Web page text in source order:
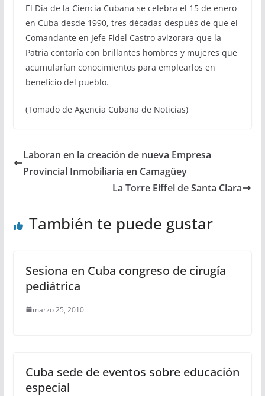
El Día de la Ciencia Cubana se celebra el 15 de enero
en Cuba desde 1990, tres décadas después de que el
Comandante en Jefe Fidel Castro avizorara que la
Patria contaría con brillantes hombres y mujeres que
acumularían conocimientos para emplearlos en
beneficio del pueblo.
(Tomado de Agencia Cubana de Noticias)
Laboran en la creación de nueva Empresa
Provincial Inmobiliaria en Camagüey
La Torre Eiffel de Santa Clara
También te puede gustar
Sesiona en Cuba congreso de cirugía
pediátrica
marzo 25, 2010
Cuba sede de eventos sobre educación
especial